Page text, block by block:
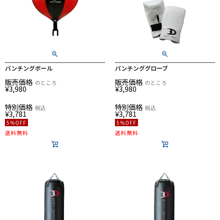
パンチングボール
販売価格
¥3,980
のところ
特別価格
¥3,781
税込
5％OFF
送料無料
パンチンググローブ
販売価格
¥3,980
のところ
特別価格
¥3,781
税込
5％OFF
送料無料